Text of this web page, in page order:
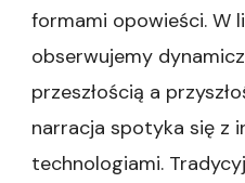
formami opowieści. W
obserwujemy
przeszłością a
narracja spotyka się z
technologiami.